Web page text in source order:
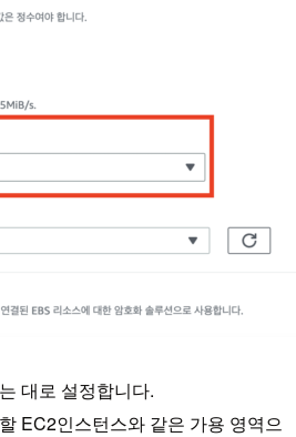
대로 설정합니다.
EC2인스턴스와 같은 가용 영역으